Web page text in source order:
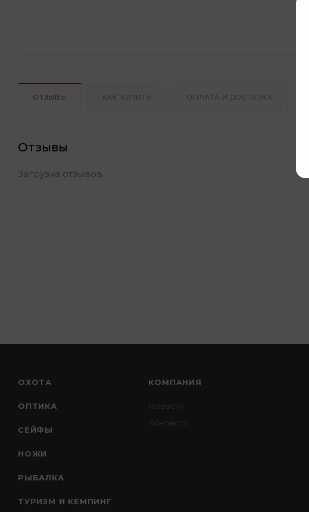
ОТЗЫВЫ КАК КУПИТЬ ОПЛАТА И ДОСТАВКА
Отзывы
Загрузка отзывов...
ОХОТА
ОПТИКА
СЕЙФЫ
НОЖИ
РЫБАЛКА
ТУРИЗМ И КЕМПИНГ
КОМПАНИЯ
Новости
Контакты